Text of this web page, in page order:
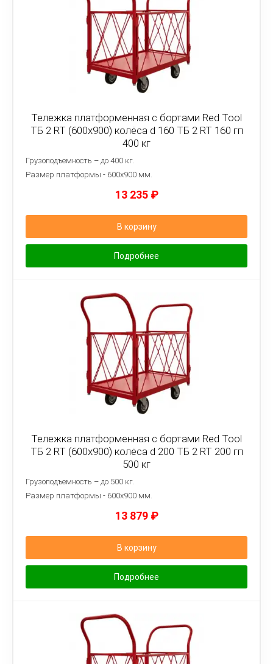
Тележка платформенная с бортами Red Tool
ТБ 2 RT (600x900) колёса d 160 ТБ 2 RT 160 гп
400 кг
Грузоподъемность – до 400 кг.
Размер платформы - 600х900 мм.
13 235 ₽
В корзину
Подробнее
Тележка платформенная с бортами Red Tool
ТБ 2 RT (600x900) колёса d 200 ТБ 2 RT 200 гп
500 кг
Грузоподъемность – до 500 кг.
Размер платформы - 600х900 мм.
13 879 ₽
В корзину
Подробнее